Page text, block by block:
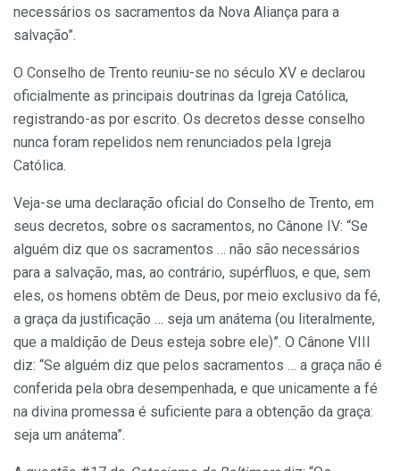
necessários os sacramentos da Nova Aliança para a
salvação”.
O Conselho de Trento reuniu-se no século XV e declarou
oficialmente as principais doutrinas da Igreja Católica,
registrando-as por escrito. Os decretos desse conselho
nunca foram repelidos nem renunciados pela Igreja
Católica.
Veja-se uma declaração oficial do Conselho de Trento, em
seus decretos, sobre os sacramentos, no Cânone IV: “Se
alguém diz que os sacramentos … não são necessários
para a salvação, mas, ao contrário, supérfluos, e que, sem
eles, os homens obtêm de Deus, por meio exclusivo da fé,
a graça da justificação … seja um anátema (ou literalmente,
que a maldição de Deus esteja sobre ele)”. O Cânone VIII
diz: “Se alguém diz que pelos sacramentos … a graça não é
conferida pela obra desempenhada, e que unicamente a fé
na divina promessa é suficiente para a obtenção da graça:
seja um anátema”.